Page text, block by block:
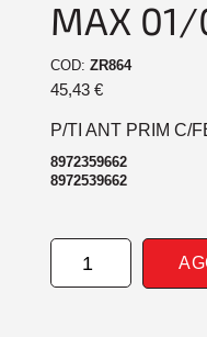
MAX
COD: ZR864
45,43 €
P/TI ANT PRIM C/
8972359662
8972539662
PARAURTI
ANTERIORE